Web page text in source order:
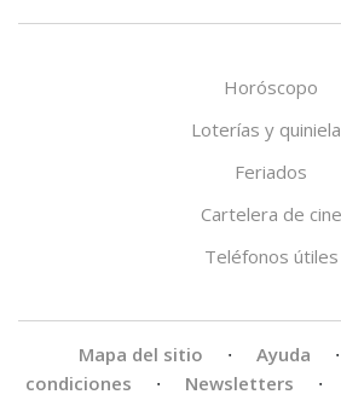
Horóscopo
Loterías y
Feriados
Cartelera de cine
Teléfonos útiles
Mapa del sitio · Ayuda ·
condiciones
· Newsletters ·